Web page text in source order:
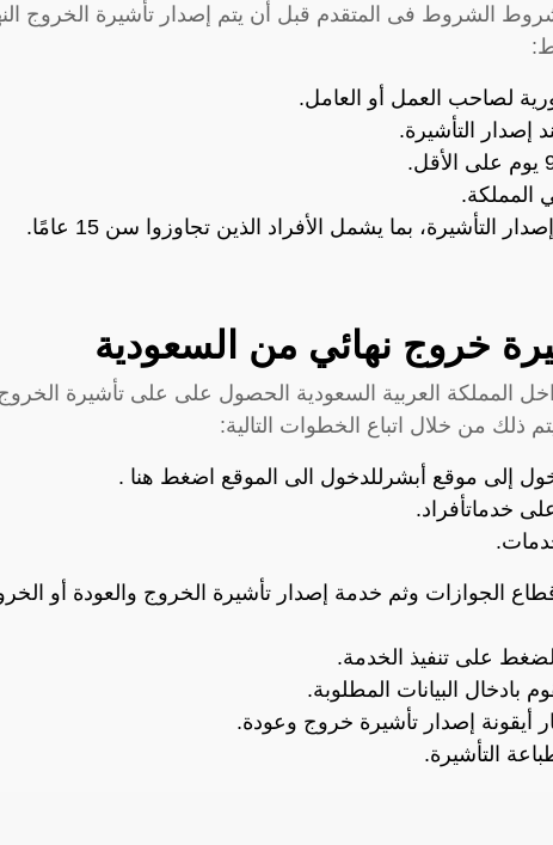
الشروط فى المتقدم قبل أن يتم إصدار تأشيرة الخروج
لصاحب العمل أو العامل.
إصدار التأشيرة.
المملكة.
التأشيرة، بما يشمل الأفراد الذين تجاوزوا سن 15 عامًا.
خروج نهائي من السعودية
المملكة العربية السعودية الحصول على على تأشيرة الخروج
ذلك من خلال اتباع الخطوات التالية:
إلى موقع أبشرللدخول الى الموقع اضغط هنا .
خدماتأفراد.
الجوازات وثم خدمة إصدار تأشيرة الخروج والعودة أو
على تنفيذ الخدمة.
بادخال البيانات المطلوبة.
أيقونة إصدار تأشيرة خروج وعودة.
التأشيرة.